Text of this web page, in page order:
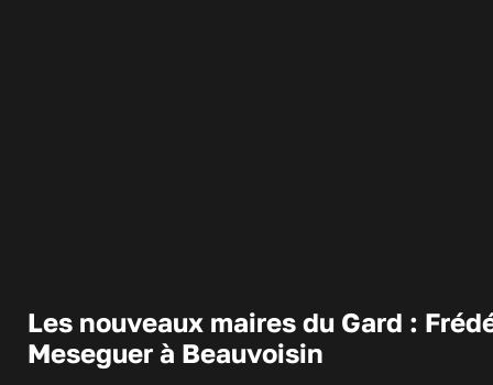
Les nouveaux maires du Gard :
Meseguer à Beauvoisin